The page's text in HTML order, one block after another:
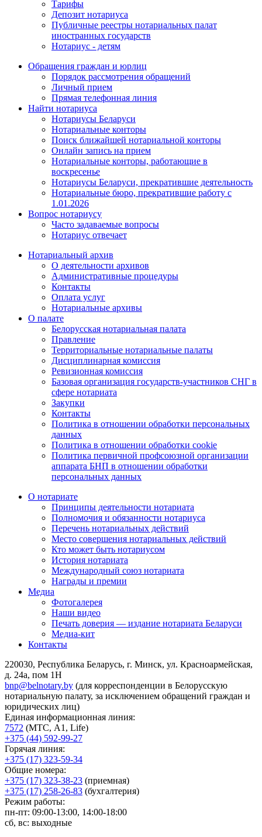
Тарифы
Депозит нотариуса
Публичные реестры нотариальных палат
иностранных государств
Нотариус - детям
Обращения граждан и юрлиц
Порядок рассмотрения обращений
Личный прием
Прямая телефонная линия
Найти нотариуса
Нотариусы Беларуси
Нотариальные конторы
Поиск ближайшей нотариальной конторы
Онлайн запись на прием
Нотариальные конторы, работающие в
воскресенье
Нотариусы Беларуси, прекратившие деятельность
Нотариальные бюро, прекратившие работу с
1.01.2026
Вопрос нотариусу
Часто задаваемые вопросы
Нотариус отвечает
Нотариальный архив
О деятельности архивов
Административные процедуры
Контакты
Оплата услуг
Нотариальные архивы
О палате
Белорусская нотариальная палата
Правление
Территориальные нотариальные палаты
Дисциплинарная комиссия
Ревизионная комиссия
Базовая организация государств-участников СНГ в
сфере нотариата
Закупки
Контакты
Политика в отношении обработки персональных
данных
Политика в отношении обработки cookie
Политика первичной профсоюзной организации
аппарата БНП в отношении обработки
персональных данных
О нотариате
Принципы деятельности нотариата
Полномочия и обязанности нотариуса
Перечень нотариальных действий
Место совершения нотариальных действий
Кто может быть нотариусом
История нотариата
Международный союз нотариата
Награды и премии
Медиа
Фотогалерея
Наши видео
Печать доверия — издание нотариата Беларуси
Медиа-кит
Контакты
220030, Республика Беларусь, г. Минск, ул. Красноармейская,
д. 24а, пом 1Н
bnp@belnotary.by (для корреспонденции в Белорусскую
нотариальную палату, за исключением обращений граждан и
юридических лиц)
Единая информационная линия:
7572 (МТС, A1, Life)
+375 (44) 592-99-27
Горячая линия:
+375 (17) 323-59-34
Общие номера:
+375 (17) 323-38-23 (приемная)
+375 (17) 258-26-83 (бухгалтерия)
Режим работы:
пн-пт: 09:00-13:00, 14:00-18:00
сб, вс: выходные